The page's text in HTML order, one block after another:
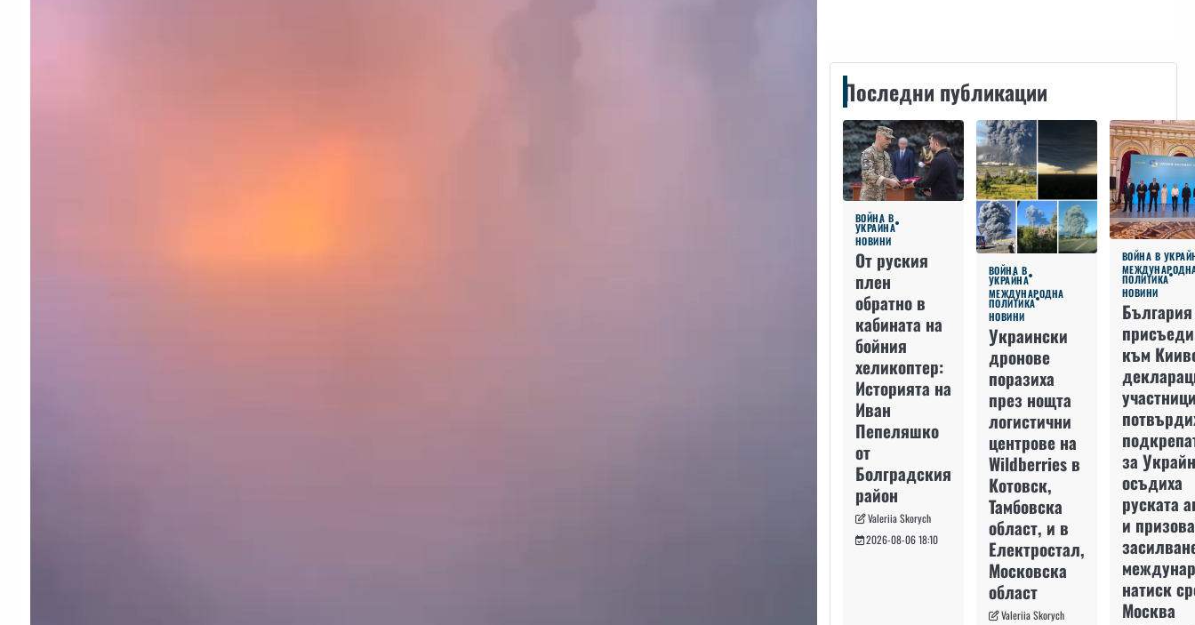
Последни публикации
ВОЙНА В
УКРАЙНА
НОВИНИ
От руския
плен
обратно в
кабината на
бойния
хеликоптер:
Историята на
Иван
Пепеляшко
от
Болградския
район
Valeriia Skorych
2026-08-06 18:10
ВОЙНА В
УКРАЙНА
МЕЖДУНАРОДНА
ПОЛИТИКА
НОВИНИ
Украински
дронове
поразиха
през нощта
логистични
центрове на
Wildberries в
Котовск,
Тамбовска
област, и в
Електростал,
Московска
област
Valeriia Skorych
ВОЙНА В
ПОЛИТИКА
НОВИНИ
към
за
осъдиха
руската
и
натиск
Москва